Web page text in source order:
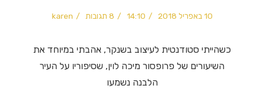
10 באפריל 2018 14:10 8 תגובות karen
כשהייתי סטודנטית לעיצוב בשנקר, אהבתי במיוחד את
השיעורים של פרופסור מיכה לוין, שסיפוריו על העיר
הלבנה נשמעו